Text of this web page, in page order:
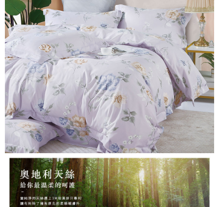
1.分期款項不併入電信帳單，「大哥付你分期」於每月結算日後寄送繳費提
醒簡訊。
2.透過簡訊連結打開帳單後，可選擇「超商條碼／台灣大直營門市／銀行轉
帳／街口支付／iPASS MONEY」等通路繳費。
【注意事項】
1.本服務係由「台灣大哥大股份有限公司」（以下簡稱本公司）所提供，讓
用戶於交易時，得透過本服務購買商品或服務，並由商店將買賣／分期付款
買賣價金債權讓與本公司後，依約使用本公司帳單繳交帳款。
2.基於同意付款使用「大哥付你分期」之契約關係目的，商店將以您的個人
資料（包含姓名、電話或地址）提供予台灣大哥大進項蒐集、處理及利用，
由本公司與您本人進行分期帳單所需資料之確認、核對及更正。
3.完整用戶服務條款，請詳閱以下連結：
https://oppay.tw/userRule
【「AFTEE先享後付」結帳流程】
１．於結帳方式選擇「AFTEE先享後付」後，將跳轉至「AFTEE先享後付」
結帳頁面，進行簡訊認證並確認金額後，即可完成結帳。
２．訂單成立數日內，您將收到繳費通知簡訊。
３．收到繳費通知簡訊後14天內，點擊此簡訊中的連結，可透過四大超商／
ATM／網路銀行／等多元方式進行付款，方視為交易完成。
※ 請注意：結帳手續完成當下不需立刻繳費，但若您需要取消訂單，請聯絡
購買商品的店家。未經商家同意取消之訂單仍視為有效，需透過AFTEE先享
後付繳納相關費用。
※ 交易是否成功請以「AFTEE先享後付 」之結帳頁面顯示為準，若有關於
是否繳費成功／繳費後需取消欲退款等相關疑問，請聯繫「AFTEE先享後付
客戶支援中心」https://netprotections.freshdesk.com/support/home
【注意事項】
１．透過由恩沛科技股份有限公司提供之「AFTEE先享後付」服務完成之交
易，需依本服務之必要範圍內提供個人資料，並將交易相關給付款項請求債
權轉讓予恩沛科技股份有限公司。
２．關於個人資料處理事宜，請瀏覽以下網址：
https://aftee.tw/terms/#terms3
３．未成年的使用者請事先徵得法定代理人或監護人之同意方可使用
「AFTEE先享後付」，若未經同意申辦者引起之損失，本公司不負相關責
任。
４．使用「AFTEE先享後付」時，將依據個別帳號之用戶狀況，依本公司即
運送方式
全家取貨付款
每筆NT$60，滿NT$999(含以上)免運費
付款後全家取貨
每筆NT$60，滿NT$999(含以上)免運費
7-11取貨付款
每筆NT$60，滿NT$999(含以上)免運費
付款後7-11取貨
每筆NT$60，滿NT$999(含以上)免運費
新竹貨運
每筆NT$80，滿NT$999(含以上)免運費